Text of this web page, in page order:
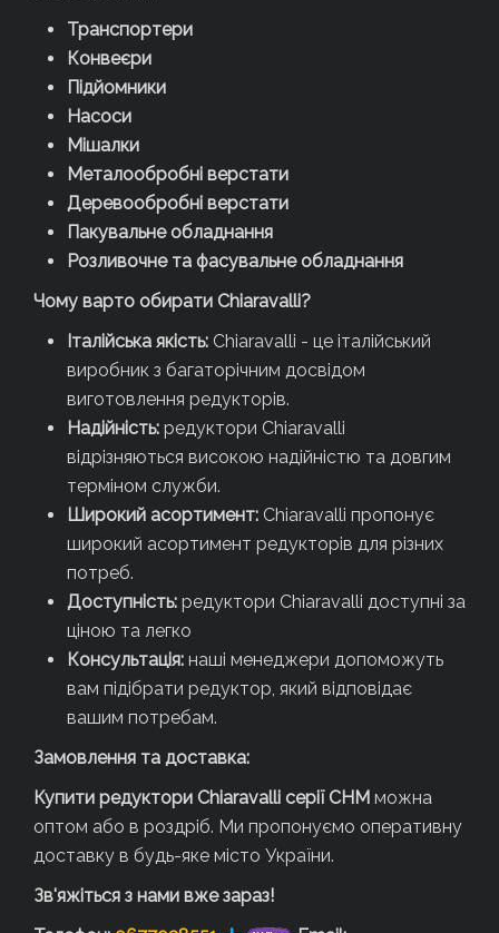
Транспортери
Конвеєри
Підйомники
Насоси
Мішалки
Металообробні верстати
Деревообробні верстати
Пакувальне обладнання
Розливочне та фасувальне обладнання
Чому варто обирати Chiaravalli?
Італійська якість: Chiaravalli - це італійський
виробник з багаторічним досвідом
виготовлення редукторів.
Надійність: редуктори Chiaravalli
відрізняються високою надійністю та довгим
терміном служби.
Широкий асортимент: Chiaravalli пропонує
широкий асортимент редукторів для різних
потреб.
Доступність: редуктори Chiaravalli доступні за
ціною та легко
Консультація: наші менеджери допоможуть
вам підібрати редуктор, який відповідає
вашим потребам.
Замовлення та доставка:
Купити редуктори Chiaravalli серії CHM можна
оптом або в роздріб. Ми пропонуємо оперативну
доставку в будь-яке місто України.
Зв'яжіться з нами вже зараз!